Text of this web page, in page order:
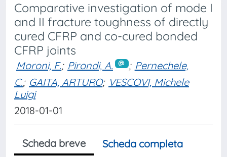
Comparative investigation of mode I
and II fracture toughness of directly
cured CFRP and co-cured bonded
CFRP joints
Moroni, F.; Pirondi, A. ; Pernechele,
C.; GAITA, ARTURO; VESCOVI, Michele
Luigi
2018-01-01
Scheda breve
Scheda completa